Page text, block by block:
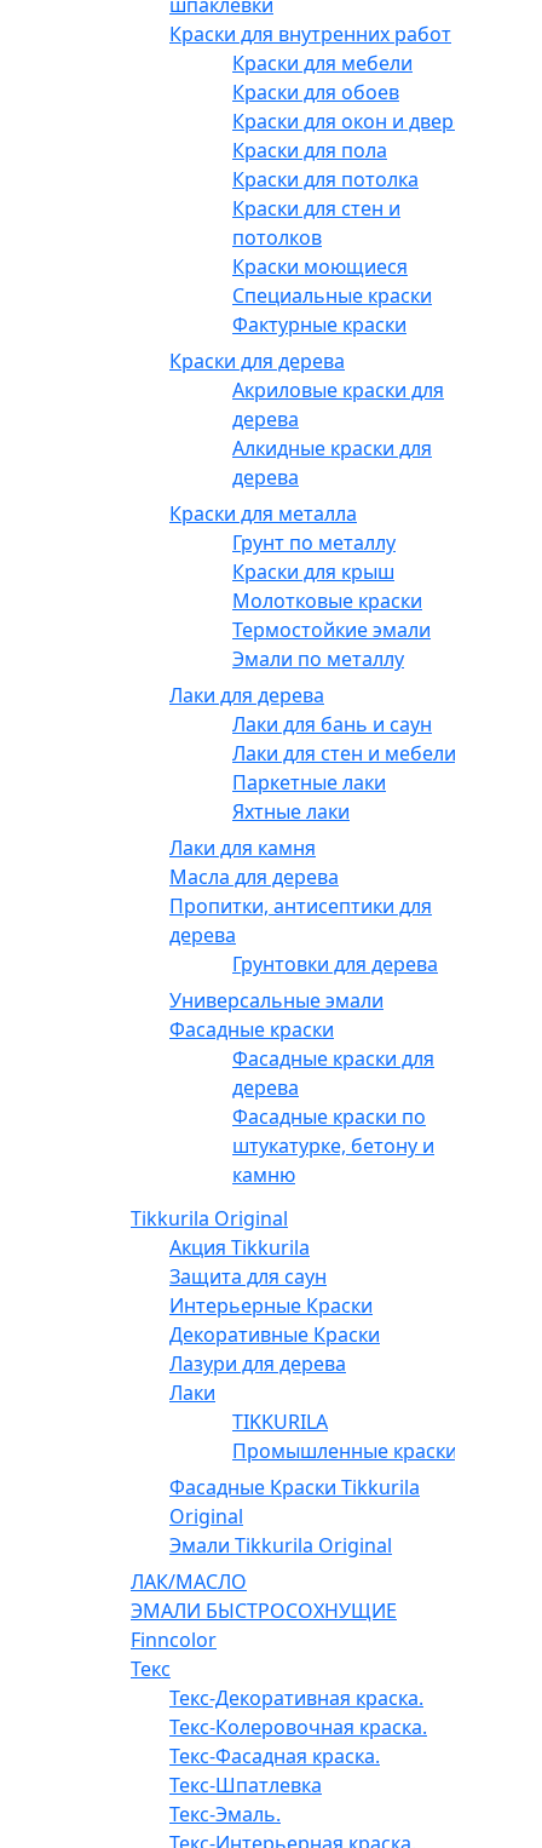
Краски для внутренних работ
Краски для мебели
Краски для обоев
Краски для окон и дверей
Краски для пола
Краски для потолка
Краски для стен и
потолков
Краски моющиеся
Специальные краски
Фактурные краски
Краски для дерева
Акриловые краски для
дерева
Алкидные краски для
дерева
Краски для металла
Грунт по металлу
Краски для крыш
Молотковые краски
Термостойкие эмали
Эмали по металлу
Лаки для дерева
Лаки для бань и саун
Лаки для стен и мебели
Паркетные лаки
Яхтные лаки
Лаки для камня
Масла для дерева
Пропитки, антисептики для
дерева
Грунтовки для дерева
Универсальные эмали
Фасадные краски
Фасадные краски для
дерева
Фасадные краски по
штукатурке, бетону и
камню
Tikkurila Original
Акция Tikkurila
Защита для саун
Интерьерные Краски
Декоративные Краски
Лазури для дерева
Лаки
TIKKURILA
Промышленные краски
Фасадные Краски Tikkurila
Original
Эмали Tikkurila Original
ЛАК/МАСЛО
ЭМАЛИ БЫСТРОСОХНУЩИЕ
Finncolor
Текс
Текс-Декоративная краска.
Текс-Колеровочная краска.
Текс-Фасадная краска.
Текс-Шпатлевка
Текс-Эмаль.